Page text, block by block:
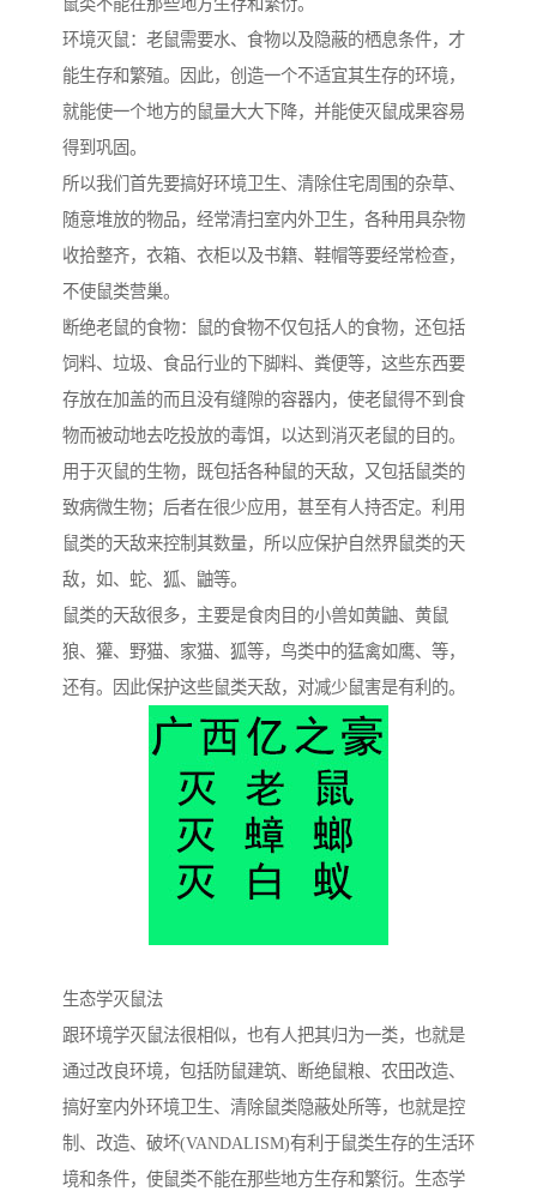
鼠类不能在那些地方生存和繁衍。
环境灭鼠：老鼠需要水、食物以及隐蔽的栖息条件，才
能生存和繁殖。因此，创造一个不适宜其生存的环境，
就能使一个地方的鼠量大大下降，并能使灭鼠成果容易
得到巩固。
所以我们首先要搞好环境卫生、清除住宅周围的杂草、
随意堆放的物品，经常清扫室内外卫生，各种用具杂物
收拾整齐，衣箱、衣柜以及书籍、鞋帽等要经常检查，
不使鼠类营巢。
断绝老鼠的食物：鼠的食物不仅包括人的食物，还包括
饲料、垃圾、食品行业的下脚料、粪便等，这些东西要
存放在加盖的而且没有缝隙的容器内，使老鼠得不到食
物而被动地去吃投放的毒饵，以达到消灭老鼠的目的。
用于灭鼠的生物，既包括各种鼠的天敌，又包括鼠类的
致病微生物；后者在很少应用，甚至有人持否定。利用
鼠类的天敌来控制其数量，所以应保护自然界鼠类的天
敌，如、蛇、狐、鼬等。
鼠类的天敌很多，主要是食肉目的小兽如黄鼬、黄鼠
狼、獾、野猫、家猫、狐等，鸟类中的猛禽如鹰、等，
还有。因此保护这些鼠类天敌，对减少鼠害是有利的。
生态学灭鼠法
跟环境学灭鼠法很相似，也有人把其归为一类，也就是
通过改良环境，包括防鼠建筑、断绝鼠粮、农田改造、
搞好室内外环境卫生、清除鼠类隐蔽处所等，也就是控
制、改造、破坏(VANDALISM)有利于鼠类生存的生活环
境和条件，使鼠类不能在那些地方生存和繁衍。生态学